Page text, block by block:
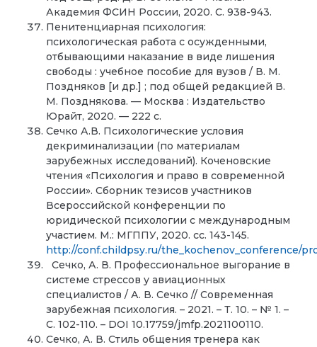
Академия ФСИН России, 2020. С. 938-943.
Пенитенциарная психология:
психологическая работа с осужденными,
отбывающими наказание в виде лишения
свободы : учебное пособие для вузов / В. М.
Поздняков [и др.] ; под общей редакцией В.
М. Позднякова. — Москва : Издательство
Юрайт, 2020. — 222 с.
Сечко А.В. Психологические условия
декриминализации (по материалам
зарубежных исследований). Коченовские
чтения «Психология и право в современной
России». Сборник тезисов участников
Всероссийской конференции по
юридической психологии с международным
участием. М.: МГППУ, 2020. сс. 143-145.
http://conf.childpsy.ru/the_kochenov_conference/
Сечко, А. В. Профессиональное выгорание в
системе стрессов у авиационных
специалистов / А. В. Сечко // Современная
зарубежная психология. – 2021. – Т. 10. – № 1. –
С. 102-110. – DOI 10.17759/jmfp.2021100110.
Сечко, А. В. Стиль общения тренера как